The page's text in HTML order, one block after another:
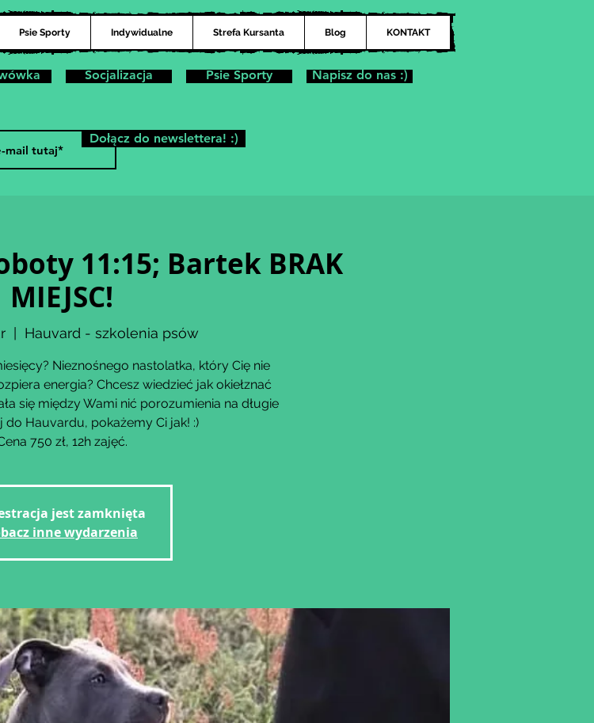
Psie Sporty Indywidualne Strefa Kursanta Blog KONTAKT
Socjalizacja Psie Sporty Napisz do nas :)
11:15; Bartek BRAK
MIEJSC!
  |
Hauvard - szkolenia psów
Nieznośnego nastolatka, który Cię nie
energia? Chcesz wiedzieć jak okiełznać
się między Wami nić porozumienia na długie
do Hauvardu, pokażemy Ci jak! :)
750 zł, 12h zajęć.
jest zamknięta
inne wydarzenia
Dołącz do newslettera! :)